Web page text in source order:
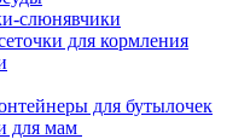
слюнявчики
для кормления
для бутылочек
для мам